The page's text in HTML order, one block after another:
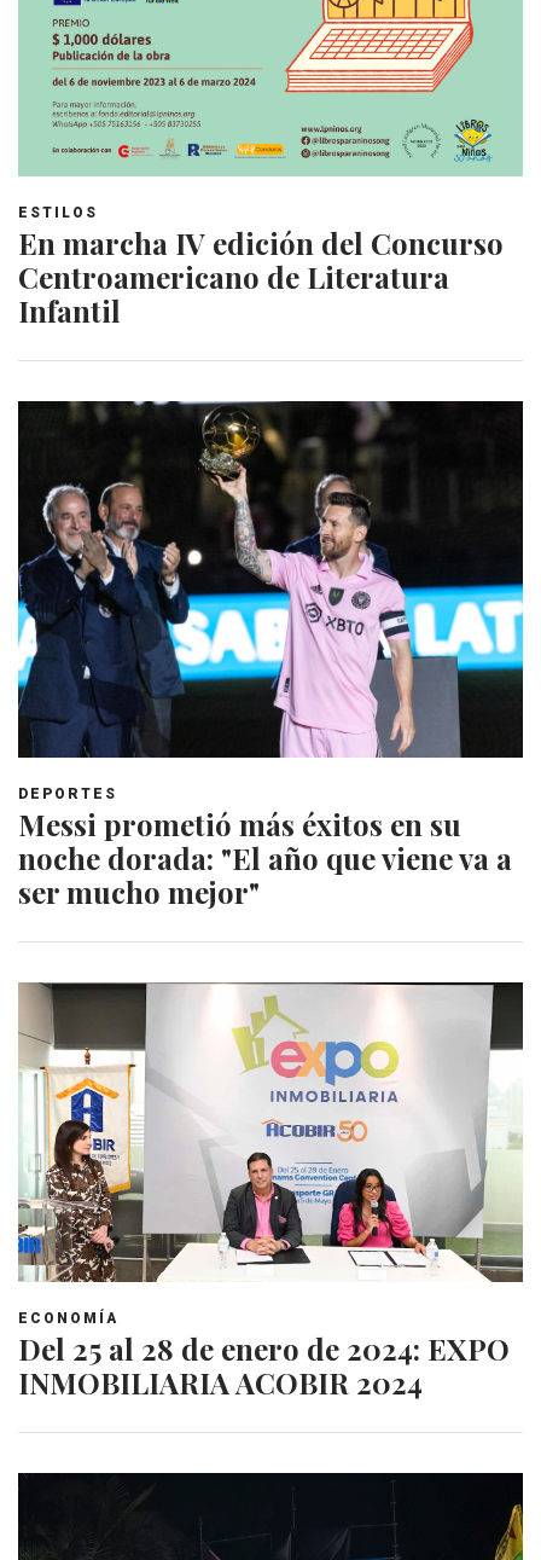
ESTILOS
En marcha IV edición del Concurso
Centroamericano de Literatura
Infantil
DEPORTES
Messi prometió más éxitos en su
noche dorada: "El año que viene va a
ser mucho mejor"
ECONOMÍA
Del 25 al 28 de enero de 2024: EXPO
INMOBILIARIA ACOBIR 2024